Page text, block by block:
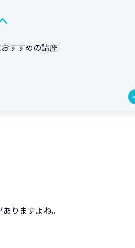
すすめの講座
りますよね。